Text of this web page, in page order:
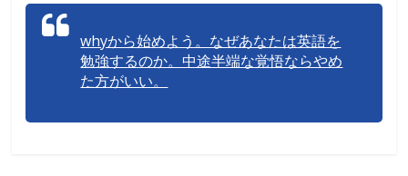
whyから始めよう。なぜあなたは英語を
勉強するのか。中途半端な覚悟ならやめ
た方がいい。